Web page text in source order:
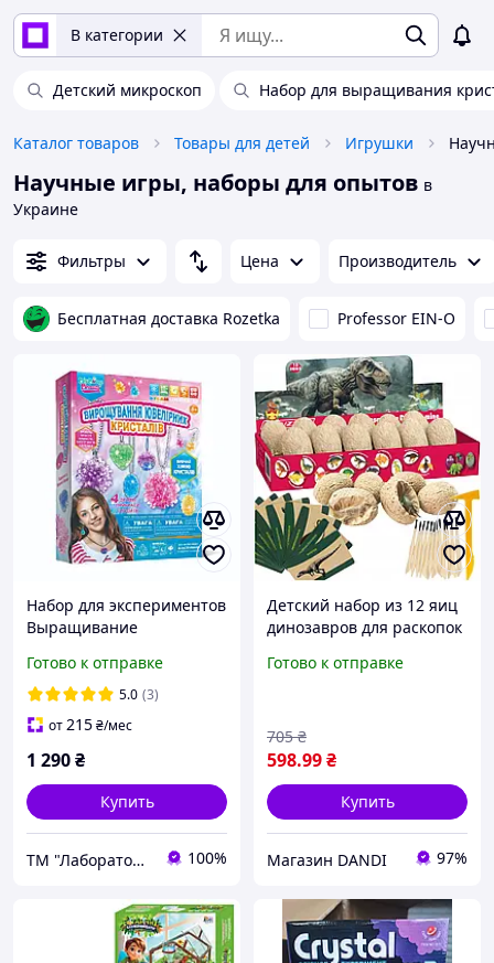
В категории
Детский микроскоп Набор для выращивания
Каталог товаров Товары для детей Игрушки
Научные игры, наборы для опытов в
Украине
Фильтры Цена Производитель
Бесплатная доставка Rozetka Professor EIN-O
Набор для экспериментов
Выращивание
(УКР)
Готово к отправке
5.0 (3)
от215₴/мес
1 290₴
Купить
ТМ "Лабораторія Антошки" 100%
Детский набор из 12 яиц
динозавров для раскопок
24982
Готово к отправке
598.99₴
705 ₴
Купить
Магазин DANDI 97%